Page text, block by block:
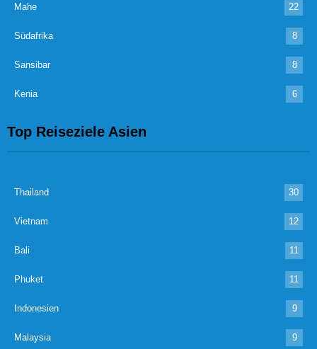
Mahe 22
Südafrika 8
Sansibar 8
Kenia 6
Top Reiseziele Asien
Thailand 30
Vietnam 12
Bali 11
Phuket 11
Indonesien 9
Malaysia 9